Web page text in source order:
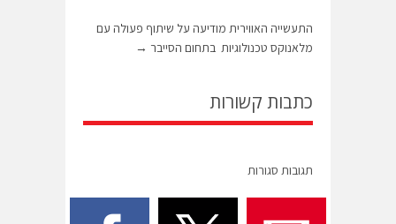
התעשייה האווירית מודיעה על שיתוף פעולה עם
מלאנוקס טכנולוגיות בתחום הסייבר →
כתבות קשורות
תגובות סגורות